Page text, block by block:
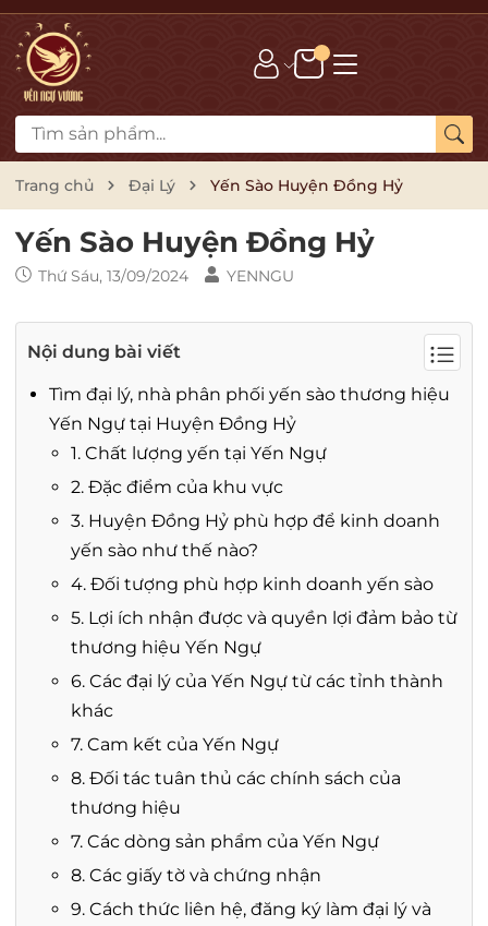
Trang chủ Đại Lý Yến Sào Huyện Đồng Hỷ
Yến Sào Huyện Đồng Hỷ
Thứ Sáu, 13/09/2024 YENNGU
Nội dung bài viết
Tìm đại lý, nhà phân phối yến sào thương hiệu
Yến Ngự tại Huyện Đồng Hỷ
1. Chất lượng yến tại Yến Ngự
2. Đặc điểm của khu vực
3. Huyện Đồng Hỷ phù hợp để kinh doanh
yến sào như thế nào?
4. Đối tượng phù hợp kinh doanh yến sào
5. Lợi ích nhận được và quyền lợi đảm bảo từ
thương hiệu Yến Ngự
6. Các đại lý của Yến Ngự từ các tỉnh thành
khác
7. Cam kết của Yến Ngự
8. Đối tác tuân thủ các chính sách của
thương hiệu
7. Các dòng sản phẩm của Yến Ngự
8. Các giấy tờ và chứng nhận
9. Cách thức liên hệ, đăng ký làm đại lý và